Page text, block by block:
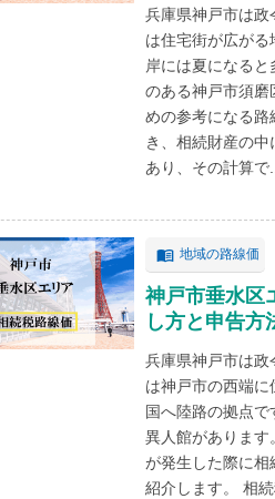
兵庫県神戸市は
は住宅街が広が
岸には夏になる
のある神戸市須磨
めの参考になる路
き、相続財産の
あり、その計算で...
地域の路線価
神戸市垂水区
し方と申告方
兵庫県神戸市は
は神戸市の西端
国へ陸路の拠点
異人館があります
が発生した際に相
紹介します。 相